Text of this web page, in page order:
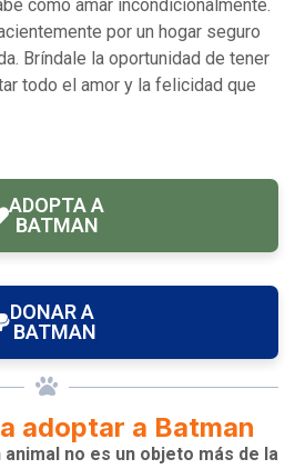
cómo amar incondicionalmente.
por un hogar seguro
Bríndale la oportunidad de tener
todo el amor y la felicidad que
ADOPTA A
BATMAN
DONAR A
BATMAN
adoptar a Batman
animal no es un objeto más de la